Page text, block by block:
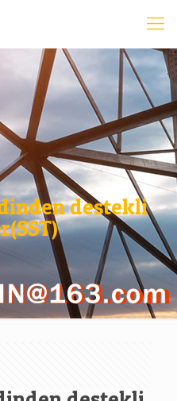
destekli